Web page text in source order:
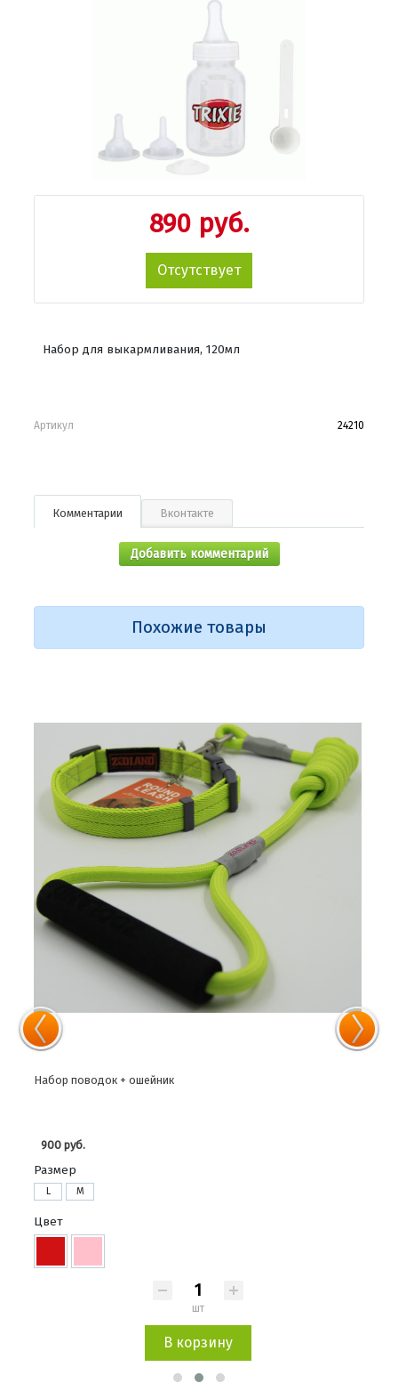
890 руб.
Отсутствует
Набор для выкармливания, 120мл
Артикул 24210
Комментарии Вконтакте
Добавить комментарий
Похожие товары
Набор поводок + ошейник
900 руб.
Размер
L M
Цвет
шт
В корзину